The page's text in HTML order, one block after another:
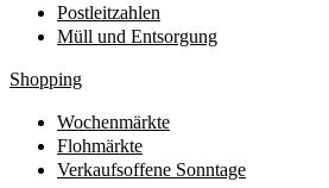
Postleitzahlen
Müll und Entsorgung
Shopping
Wochenmärkte
Flohmärkte
Verkaufsoffene Sonntage